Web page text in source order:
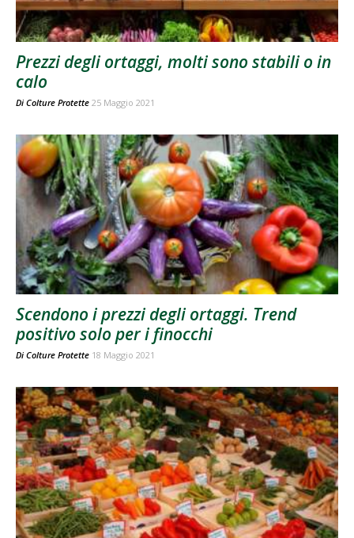
Prezzi degli ortaggi, molti sono stabili o in
calo
Di Colture Protette 25 Maggio 2021
Scendono i prezzi degli ortaggi. Trend
positivo solo per i finocchi
Di Colture Protette 18 Maggio 2021